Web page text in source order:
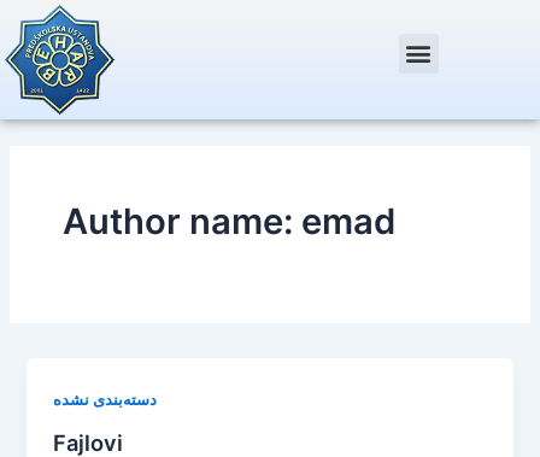
to
content
Author name: emad
دسته‌بندی نشده
Fajlovi
Post
pagination